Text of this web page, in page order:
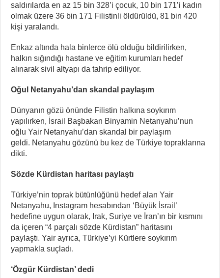
saldırılarda en az 15 bin 328’i çocuk, 10 bin 171’i kadın
olmak üzere 36 bin 171 Filistinli öldürüldü, 81 bin 420
kişi yaralandı.
Enkaz altında hala binlerce ölü olduğu bildirilirken,
halkın sığındığı hastane ve eğitim kurumları hedef
alınarak sivil altyapı da tahrip ediliyor.
Oğul Netanyahu’dan skandal paylaşım
Dünyanın gözü önünde Filistin halkına soykırım
yapılırken, İsrail Başbakan Binyamin Netanyahu’nun
oğlu Yair Netanyahu’dan skandal bir paylaşım
geldi. Netanyahu gözünü bu kez de Türkiye topraklarına
dikti.
Sözde Kürdistan haritası paylaştı
Türkiye’nin toprak bütünlüğünü hedef alan Yair
Netanyahu, Instagram hesabından ‘Büyük İsrail’
hedefine uygun olarak, Irak, Suriye ve İran’ın bir kısmını
da içeren “4 parçalı sözde Kürdistan” haritasını
paylaştı. Yair ayrıca, Türkiye’yi Kürtlere soykırım
yapmakla suçladı.
‘Özgür Kürdistan’ dedi